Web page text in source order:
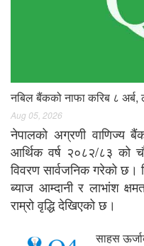
नबिल बैंकको नाफा करिब ८ अर्ब,
Aug 05, 2026
नेपालको अग्रणी वाणिज्य
आर्थिक वर्ष २०८२/८३ को
विवरण सार्वजनिक गरेको
ब्याज आम्दानी र लाभांश
राम्रो वृद्धि देखिएको छ।
साहस